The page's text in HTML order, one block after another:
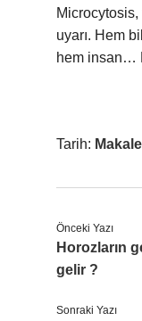
Microcytosis,
uyarı. Hem
hem insan…
Tarih:
Önceki Yazı
Horozların
gelir ?
Sonraki Yazı